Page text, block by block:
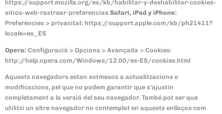
https://support.mozilla.org/es/kb/habilitar-y-deshabilitar-cookies-
sitios-web-rastrear-preferencias Safari, iPad y iPhone:
Preferències > privacitat: https://support.apple.com/kb/ph21411?
locale=es_ES
Opera: Configuració > Opcions > Avançada > Cookies:
http://help.opera.com/Windows/12.00/es-ES/cookies.html
Aquests navegadors estan sotmesos a actualitzacions o
modificacions, pel que no podem garantir que s’ajustin
completament a la versió del seu navegador. També pot ser que
utilitzi un altre navegador no contemplat en aquests enllaços com